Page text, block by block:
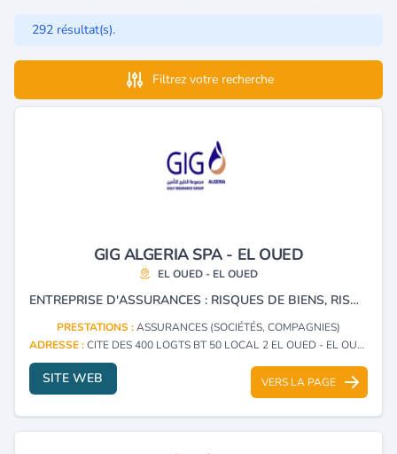
292 résultat(s).
Filtrez votre recherche
GIG ALGERIA SPA - EL OUED
EL OUED - EL OUED
ENTREPRISE D'ASSURANCES : RISQUES DE BIENS, RISQUES DE TRANSPORTS, ASSURANCES AGRICOLES ET ASSURANCE DE PERSONNES.
PRESTATIONS :ASSURANCES (SOCIÉTÉS, COMPAGNIES)
ADRESSE :CITE DES 400 LOGTS BT 50 LOCAL 2 EL OUED - EL OUED
SITE WEB VERS LA PAGE